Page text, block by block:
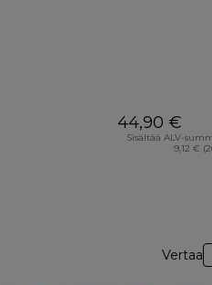
44,90 €
Sisältää ALV-
9,12 €
Vertaa